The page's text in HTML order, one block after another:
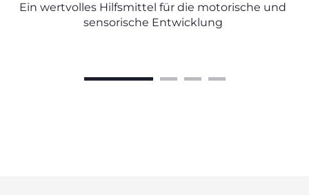
Ein wertvolles Hilfsmittel für die motorische und
sensorische Entwicklung